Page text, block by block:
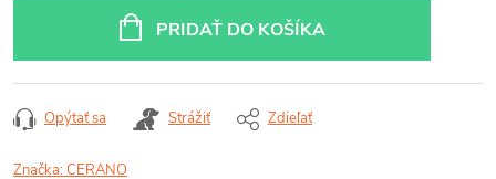
PRIDAŤ DO KOŠÍKA
Opýtať sa Strážiť Zdieľať
Značka:CERANO